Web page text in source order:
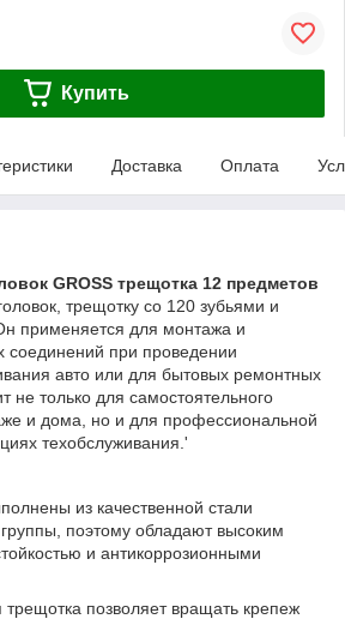
Купить
Доставка Оплата
GROSS трещотка 12 предметов
трещотку со 120 зубьями и
применяется для монтажа и
соединений при проведении
авто или для бытовых ремонтных
не только для самостоятельного
и дома, но и для профессиональной
техобслуживания.'
из качественной стали
поэтому обладают высоким
и антикоррозионными
трещотка позволяет вращать крепеж